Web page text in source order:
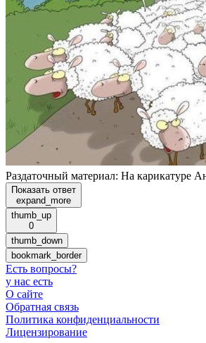
Раздаточный материал: На карикатуре
Показать ответ
expand_more
thumb_up
0
thumb_down
bookmark_border
Есть вопросы?
у нас есть
О сайте
Обратная связь
Политика конфиденциальности
Лицензирование